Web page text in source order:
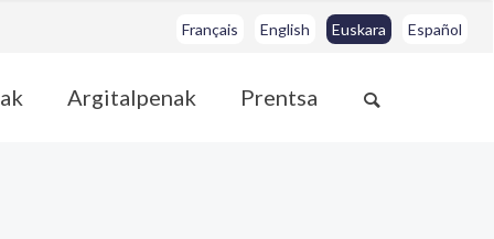
Français English Euskara Español
Argitalpenak Prentsa